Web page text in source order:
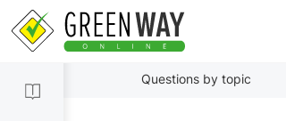
Questions by topic